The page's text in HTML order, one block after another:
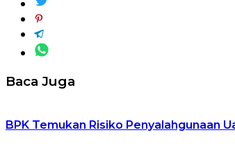
Baca Juga
BPK Temukan Risiko Penyalahgunaan